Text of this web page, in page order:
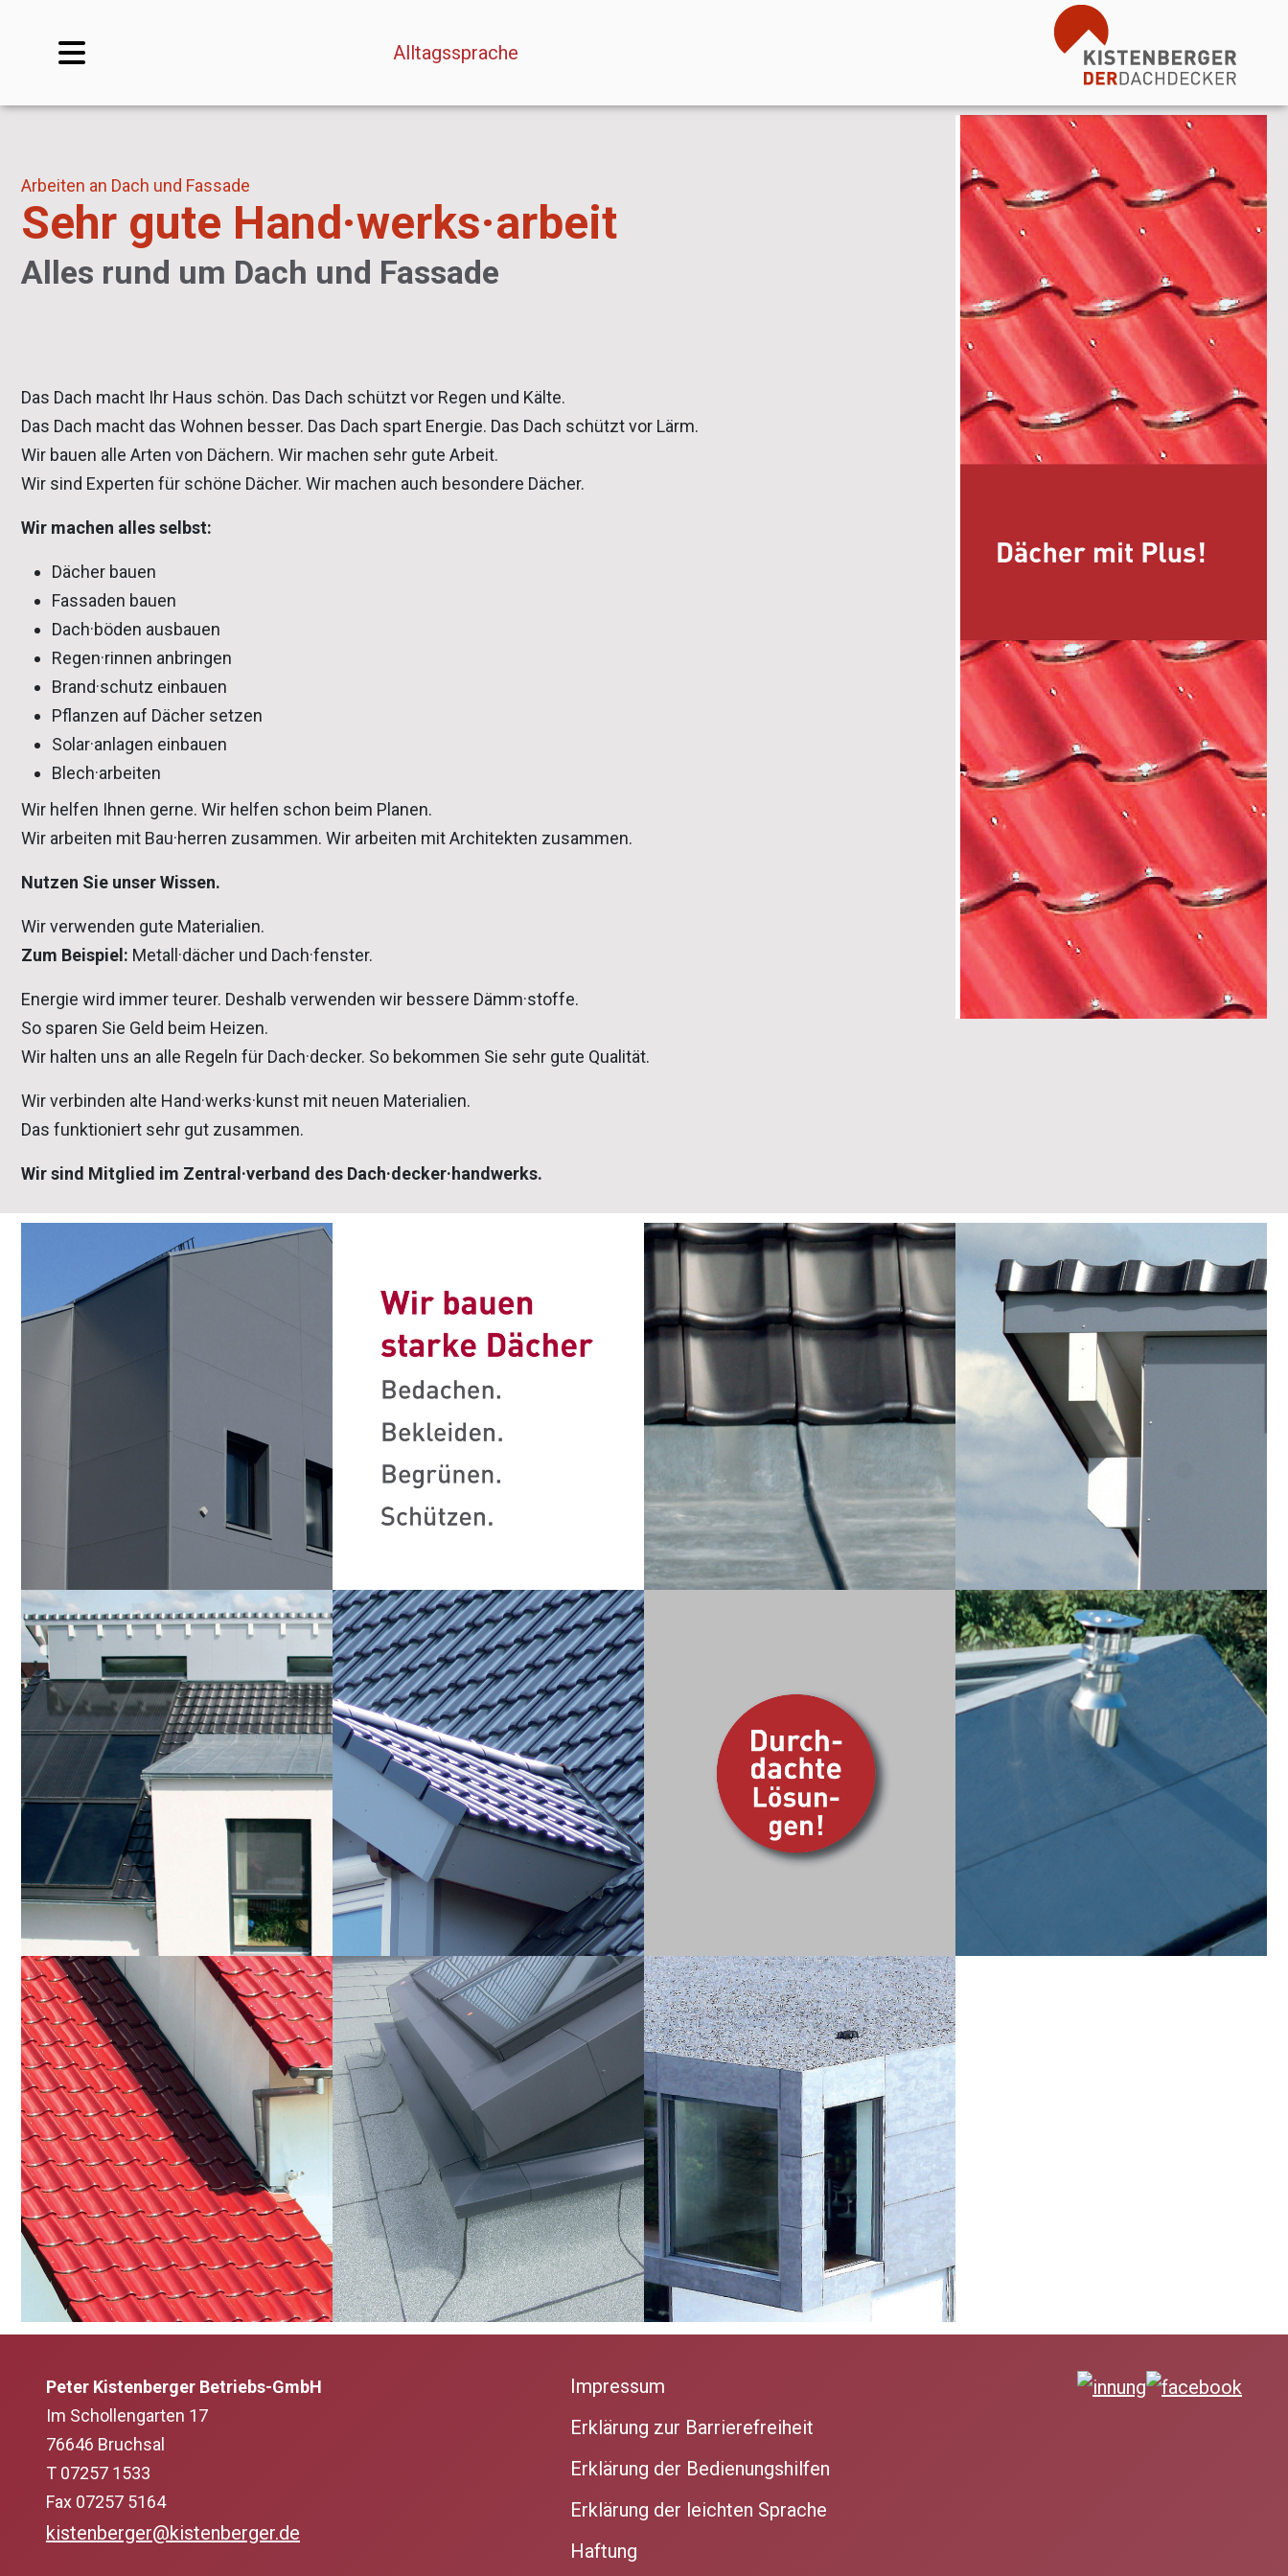
Alltagssprache
Arbeiten an Dach und Fassade
Sehr gute Hand·werks·arbeit
Alles rund um Dach und Fassade
Das Dach macht Ihr Haus schön. Das Dach schützt vor Regen und Kälte.
Das Dach macht das Wohnen besser. Das Dach spart Energie. Das Dach schützt vor Lärm.
Wir bauen alle Arten von Dächern. Wir machen sehr gute Arbeit.
Wir sind Experten für schöne Dächer. Wir machen auch besondere Dächer.
Wir machen alles selbst:
Dächer bauen
Fassaden bauen
Dach·böden ausbauen
Regen·rinnen anbringen
Brand·schutz einbauen
Pflanzen auf Dächer setzen
Solar·anlagen einbauen
Blech·arbeiten
Wir helfen Ihnen gerne. Wir helfen schon beim Planen.
Wir arbeiten mit Bau·herren zusammen. Wir arbeiten mit Architekten zusammen.
Nutzen Sie unser Wissen.
Wir verwenden gute Materialien.
Zum Beispiel: Metall·dächer und Dach·fenster.
Energie wird immer teurer. Deshalb verwenden wir bessere Dämm·stoffe.
So sparen Sie Geld beim Heizen.
Wir halten uns an alle Regeln für Dach·decker. So bekommen Sie sehr gute Qualität.
Wir verbinden alte Hand·werks·kunst mit neuen Materialien.
Das funktioniert sehr gut zusammen.
Wir sind Mitglied im Zentral·verband des Dach·decker·handwerks.
Peter Kistenberger Betriebs-GmbH
Im Schollengarten 17
76646 Bruchsal
T 07257 1533
Fax 07257 5164
kistenberger@kistenberger.de
Impressum
Erklärung zur Barrierefreiheit
Erklärung der Bedienungshilfen
Erklärung der leichten Sprache
Haftung